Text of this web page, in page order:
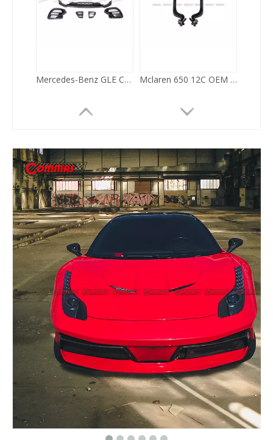
Carbonfaser-Mansory-Bodykits für Ferrari F8 Ferrari F8 Mansory Dry Carbon Fiber Body Kit
Misha Style Kohlefaser-Fiberglas-Ducktail-Heckspoiler für Ferrari 488 GTB Carbonfaser-Frontlippe im Vorsteiner-Stil für Mclaren 720S
Mansory LED-Scheinwerfer-Auto-Stoßstangen-Montage-Bodykits für Rolls Royce Ghost